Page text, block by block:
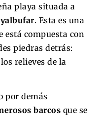
playa situada a
. Esta es una
está compuesta con
piedras detrás:
relieves de la
por demás
barcos que se